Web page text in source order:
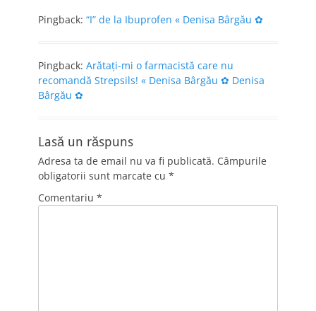
Pingback: “I” de la Ibuprofen « Denisa Bârgău ✿
Pingback: Arătaţi-mi o farmacistă care nu
recomandă Strepsils! « Denisa Bârgău ✿ Denisa
Bârgău ✿
Lasă un răspuns
Adresa ta de email nu va fi publicată. Câmpurile
obligatorii sunt marcate cu *
Comentariu *